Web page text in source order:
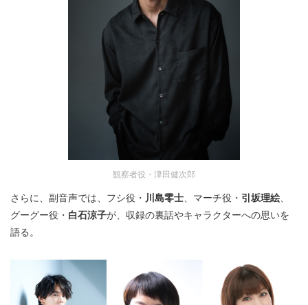
観察者役・津田健次郎
さらに、副音声では、フシ役・ 川島零士 、マーチ役・ 引坂理絵
グーグー役・ 白石涼子が、収録の裏話やキャラクターへの思いを
語る。